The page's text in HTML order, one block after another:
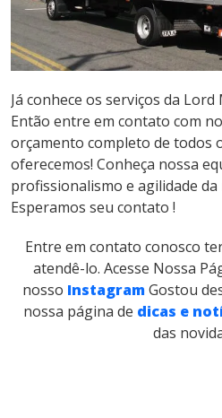
Já conhece os serviços da Lord
Então entre em contato com
orçamento completo de todos
oferecemos! Conheça nossa
profissionalismo e agilidade da
Esperamos seu contato !
Entre em contato conosco
atendê-lo. Acesse Nossa
nosso InstagramGostou
nossa página de dicas e
das